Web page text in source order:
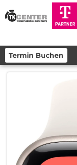
Termin Buchen